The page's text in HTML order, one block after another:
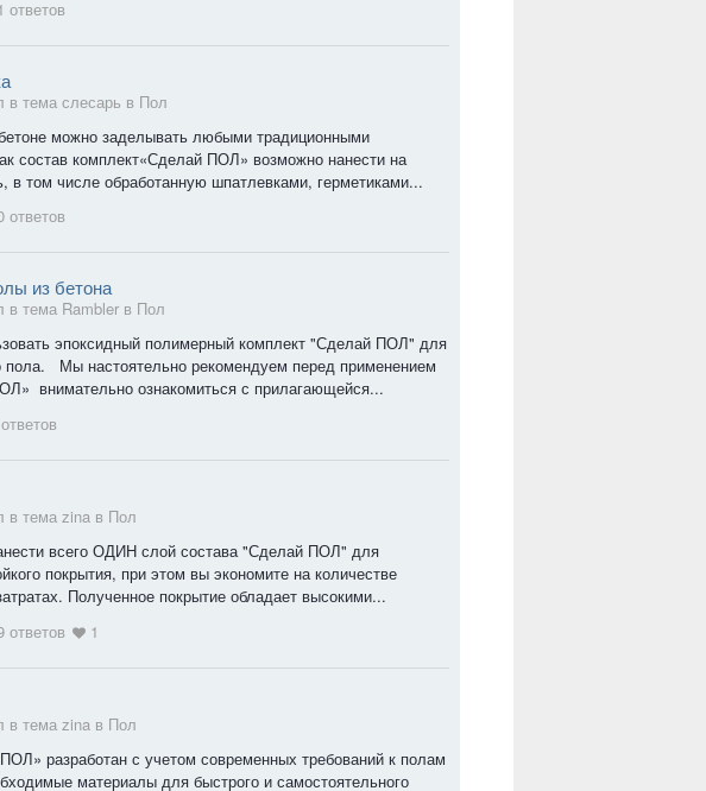
ответов
в тема слесарь в Пол
можно заделывать любыми традиционными
состав комплект«Сделай ПОЛ» возможно нанести на
в том числе обработанную шпатлевками, герметиками...
ответов
из бетона
в тема Rambler в Пол
эпоксидный полимерный комплект "Сделай ПОЛ" для
пола. Мы настоятельно рекомендуем перед применением
внимательно ознакомиться с прилагающейся...
в тема zina в Пол
всего ОДИН слой состава "Сделай ПОЛ" для
покрытия, при этом вы экономите на количестве
Полученное покрытие обладает высокими...
ответов 1
в тема zina в Пол
разработан с учетом современных требований к полам
материалы для быстрого и самостоятельного